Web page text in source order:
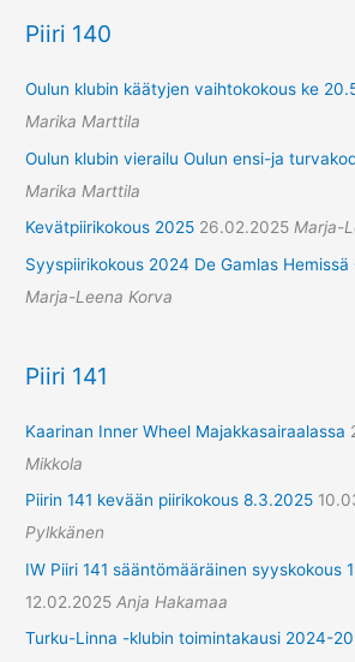
Piiri 140
Oulun klubin käätyjen vaihtokokous ke
Marika Marttila
Oulun klubin vierailu Oulun ensi-ja
Marika Marttila
Kevätpiirikokous 2025 26.02.2025 Marja-
Syyspiirikokous 2024 De Gamlas Hemissä
Marja-Leena Korva
Piiri 141
Kaarinan Inner Wheel Majakkasairaalassa
Mikkola
Piirin 141 kevään piirikokous 8.3.2025
Pylkkänen
IW Piiri 141 sääntömääräinen syyskokous
12.02.2025 Anja Hakamaa
Turku-Linna -klubin toimintakausi 2024-